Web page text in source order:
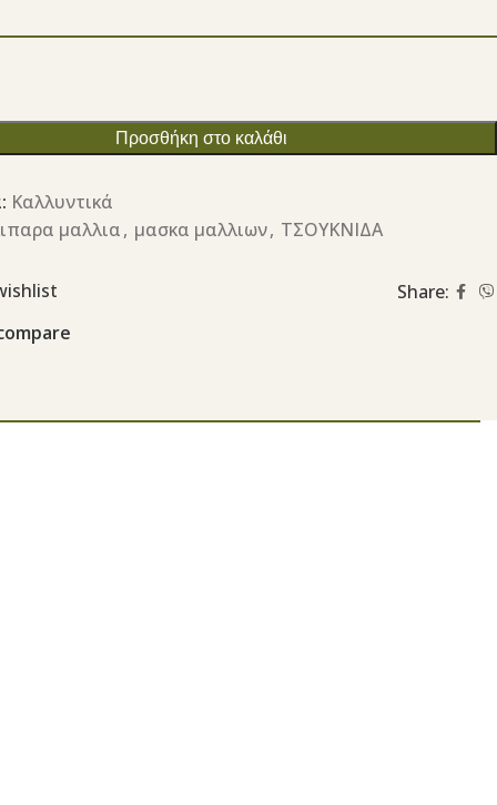
Προσθήκη στο καλάθι
Καλλυντικά
μαλλια, μασκα μαλλιων, ΤΣΟΥΚΝΙΔΑ
Share: